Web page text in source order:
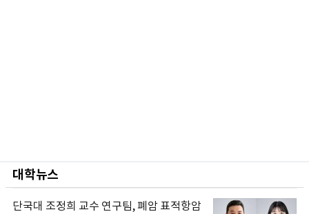
대학뉴스
단국대 조정희 교수 연구팀, 폐암 표적항암